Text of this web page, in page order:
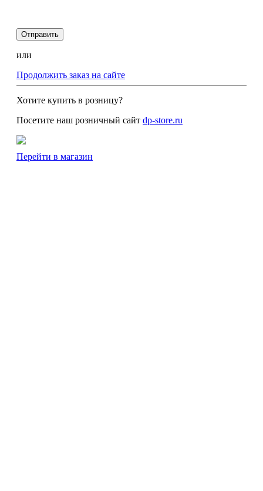
Отправить
или
Продолжить заказ на сайте
Хотите купить в розницу?
Посетите наш розничный сайт dp-store.ru
Перейти в магазин